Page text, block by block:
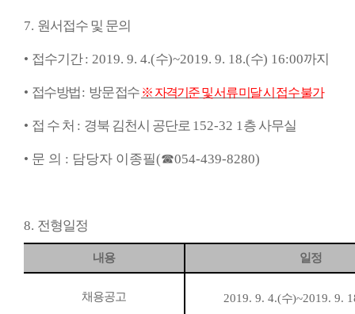
7. 원서접수 및 문의
• 접수기간: 2019. 9. 4.(수)~2019. 9. 18.(수) 16:00까지
• 접수방법: 방문 접수 ※ 자격기준 및 서류 미달 시 접수 불가
• 접 수 처 : 경북 김천시 공단로 152-32 1층 사무실
• 문 의 : 담당자 이종필(☎054-439-8280)
8. 전형일정
내용 일정
채용공고 2019. 9. 4.(수)~2019. 9.